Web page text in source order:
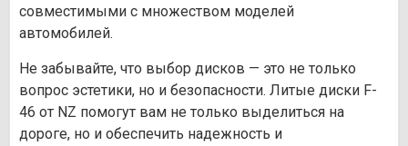
совместимыми с множеством моделей
автомобилей.
Не забывайте, что выбор дисков — это не только
вопрос эстетики, но и безопасности. Литые диски F-
46 от NZ помогут вам не только выделиться на
дороге, но и обеспечить надежность и